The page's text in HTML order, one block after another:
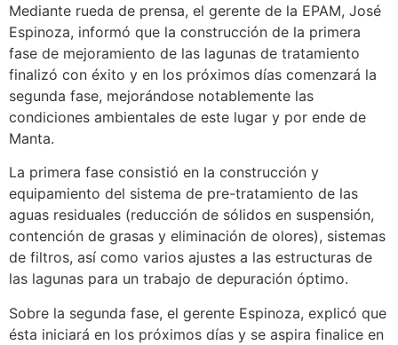
Mediante rueda de prensa, el gerente de la EPAM, José
Espinoza, informó que la construcción de la primera
fase de mejoramiento de las lagunas de tratamiento
finalizó con éxito y en los próximos días comenzará la
segunda fase, mejorándose notablemente las
condiciones ambientales de este lugar y por ende de
Manta.
La primera fase consistió en la construcción y
equipamiento del sistema de pre-tratamiento de las
aguas residuales (reducción de sólidos en suspensión,
contención de grasas y eliminación de olores), sistemas
de filtros, así como varios ajustes a las estructuras de
las lagunas para un trabajo de depuración óptimo.
Sobre la segunda fase, el gerente Espinoza, explicó que
ésta iniciará en los próximos días y se aspira finalice en